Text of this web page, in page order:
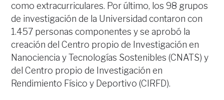
como extracurriculares. Por último, los 98 grupos
de investigación de la Universidad contaron con
1.457 personas componentes y se aprobó la
creación del Centro propio de Investigación en
Nanociencia y Tecnologías Sostenibles (CNATS) y
del Centro propio de Investigación en
Rendimiento Físico y Deportivo (CIRFD).